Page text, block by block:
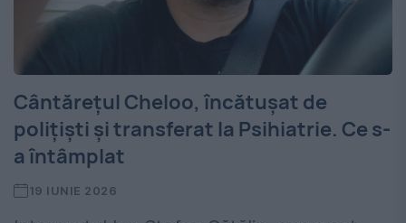
Cântărețul Cheloo, încătușat de
polițiști și transferat la Psihiatrie. Ce s-
a întâmplat
19 IUNIE 2026